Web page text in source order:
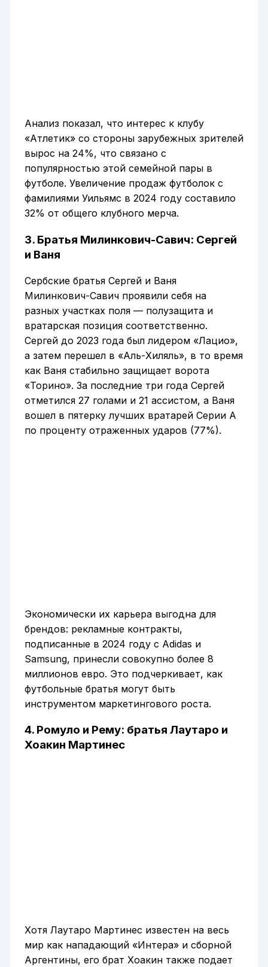
Анализ показал, что интерес к клубу
«Атлетик» со стороны зарубежных зрителей
вырос на 24%, что связано с
популярностью этой семейной пары в
футболе. Увеличение продаж футболок с
фамилиями Уильямс в 2024 году составило
32% от общего клубного мерча.
3. Братья Милинкович-Савич: Сергей
и Ваня
Сербские братья Сергей и Ваня
Милинкович-Савич проявили себя на
разных участках поля — полузащита и
вратарская позиция соответственно.
Сергей до 2023 года был лидером «Лацио»,
а затем перешел в «Аль-Хиляль», в то время
как Ваня стабильно защищает ворота
«Торино». За последние три года Сергей
отметился 27 голами и 21 ассистом, а Ваня
вошел в пятерку лучших вратарей Серии А
по проценту отраженных ударов (77%).
Экономически их карьера выгодна для
брендов: рекламные контракты,
подписанные в 2024 году с Adidas и
Samsung, принесли совокупно более 8
миллионов евро. Это подчеркивает, как
футбольные братья могут быть
инструментом маркетингового роста.
4. Ромуло и Рему: братья Лаутаро и
Хоакин Мартинес
Хотя Лаутаро Мартинес известен на весь
мир как нападающий «Интера» и сборной
Аргентины, его брат Хоакин также подает